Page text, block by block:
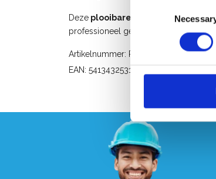
Selection
Deze plooibare mobiele
professioneel gebruik waar stabiliteit
Artikelnummer: PMP12
EAN: 5413432531120